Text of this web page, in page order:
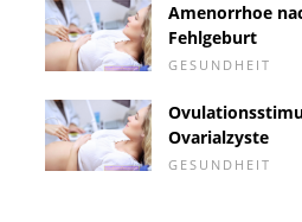
Amenorrhoe
Fehlgeburt
GESUNDHEIT
Ovarialzyste
GESUNDHEIT